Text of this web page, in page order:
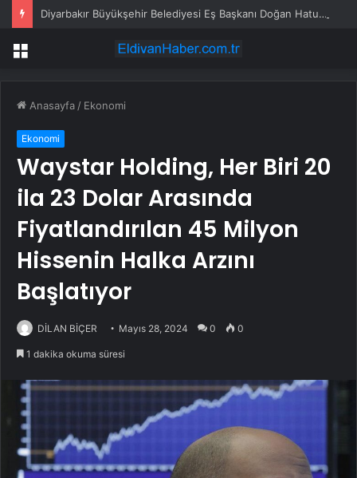
Diyarbakır Büyükşehir Belediyesi Eş Başkanı Doğan Hatun istifa etti
Menü
Anasayfa / Ekonomi
Ekonomi
Waystar Holding, Her Biri 20
ila 23 Dolar Arasında
Fiyatlandırılan 45 Milyon
Hissenin Halka Arzını
Başlatıyor
DİLAN BİÇER Mayıs 28, 2024 0 0
1 dakika okuma süresi